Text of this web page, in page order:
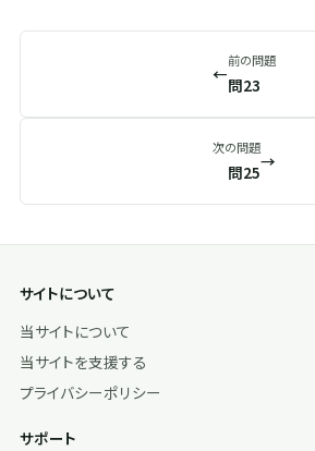
←
前の問題
問23
次の問題
問25
→
サイトについて
当サイトについて
当サイトを支援する
プライバシーポリシー
サポート